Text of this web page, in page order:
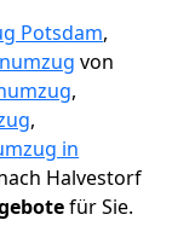
Potsdam,
von
,
,
in
Halvestorf
für Sie.